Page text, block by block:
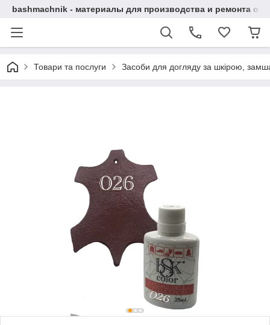
bashmachnik - материалы для производства и ремонта
Товари та послуги Засоби для догляду за шкірою,